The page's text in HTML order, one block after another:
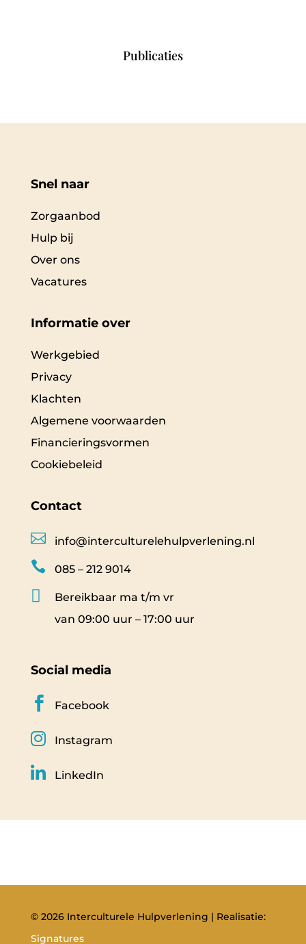
Publicaties
Snel naar
Zorgaanbod
Hulp bij
Over ons
Vacatures
Informatie over
Werkgebied
Privacy
Klachten
Algemene voorwaarden
Financieringsvormen
Cookiebeleid
Contact
 info@interculturelehulpverlening.nl
 085 – 212 9014

Bereikbaar ma t/m vr
van 09:00 uur – 17:00 uur
Social media
 Facebook
 Instagram
 LinkedIn
© 2026 Interculturele Hulpverlening | Realisatie:
Signatures